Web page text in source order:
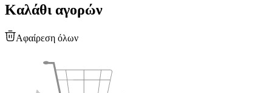
Καλάθι αγορών
Αφαίρεση όλων